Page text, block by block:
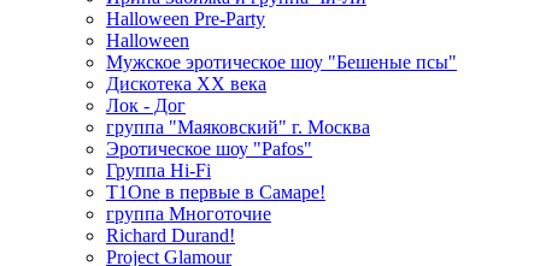
Halloween Pre-Party
Halloween
Мужское эротическое шоу "Бешеные псы"
Дискотека ХХ века
Лок - Дог
группа "Маяковский" г. Москва
Эротическое шоу "Pafos"
Группа Hi-Fi
T1One в первые в Самаре!
группа Многоточие
Richard Durand!
Project Glamour